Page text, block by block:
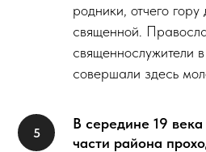
родники, отчего
священной.
священнослужители
совершали здесь
В середине 19
части района